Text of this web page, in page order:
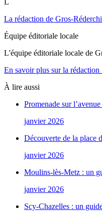
La rédaction de Gros-
Équipe éditoriale locale
L'équipe éditoriale locale de
En savoir plus sur la
À lire aussi
Promenade sur
janvier 2026
Découverte de la place
janvier 2026
Moulins-lès-Metz : un
janvier 2026
Scy-Chazelles : un